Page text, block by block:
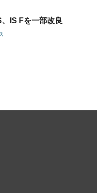
IS Fを一部改良